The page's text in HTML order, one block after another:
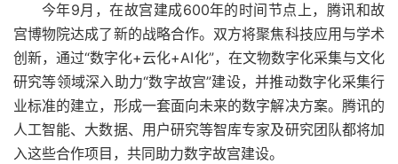
今年9月，在故宫建成600年的时间节点上，腾讯和故
宫博物院达成了新的战略合作。双方将聚焦科技应用与学术
创新，通过“数字化+云化+AI化”，在文物数字化采集与文化
研究等领域深入助力“数字故宫”建设，并推动数字化采集行
业标准的建立，形成一套面向未来的数字解决方案。腾讯的
人工智能、大数据、用户研究等智库专家及研究团队都将加
入这些合作项目，共同助力数字故宫建设。